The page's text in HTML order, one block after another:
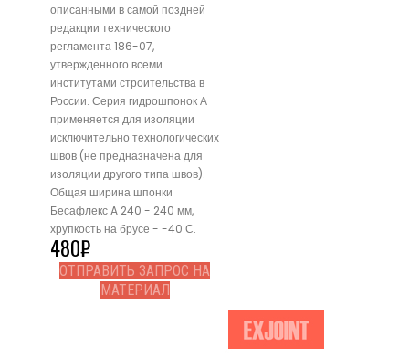
описанными в самой поздней
редакции технического
регламента 186-07,
утвержденного всеми
институтами строительства в
России. Серия гидрошпонок А
применяется для изоляции
исключительно технологических
швов (не предназначена для
изоляции другого типа швов).
Общая ширина шпонки
Бесафлекс A 240 - 240 мм,
хрупкость на брусе - -40 С.
480₽
ОТПРАВИТЬ ЗАПРОС НА
МАТЕРИАЛ